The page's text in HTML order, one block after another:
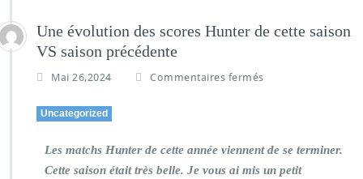
Une évolution des scores Hunter de cette saison
VS saison précédente
Mai 26,2024 Commentaires fermés
Uncategorized
Les matchs Hunter de cette année viennent de se terminer.
Cette saison était très belle. Je vous ai mis un petit